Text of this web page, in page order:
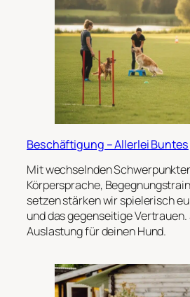
Beschäftigung – Allerlei Buntes
Mit wechselnden
Körpersprache,
setzen stärken wir spielerisch
und das gegenseitige
Auslastung für deinen Hund.